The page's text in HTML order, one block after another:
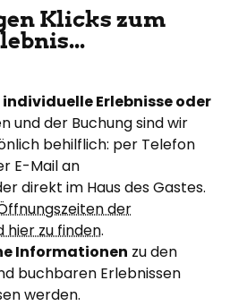
Klicks zum
individuelle Erlebnisse oder
und der Buchung sind wir
behilflich: per Telefon
E-Mail an
direkt im Haus des Gastes.
der
hier zu finden.
Informationen zu den
buchbaren Erlebnissen
werden.